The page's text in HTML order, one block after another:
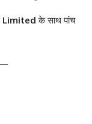
Limited के साथ पांच